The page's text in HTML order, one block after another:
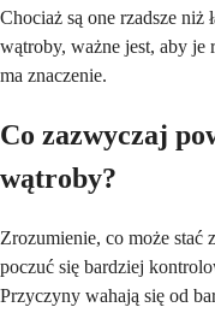
Chociaż są one rzadsze niż
wątroby, ważne jest, aby je
ma znaczenie.
Co zazwyczaj
wątroby?
Zrozumienie, co może stać
poczuć się bardziej
Przyczyny wahają się od